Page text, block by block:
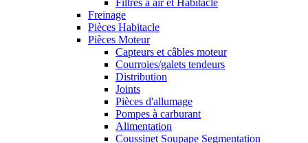
Filtres à air et Habitacle
Freinage
Pièces Habitacle
Pièces Moteur
Capteurs et câbles moteur
Courroies/galets tendeurs
Distribution
Joints
Pièces d'allumage
Pompes à carburant
Alimentation
Coussinet Soupape Segmentation